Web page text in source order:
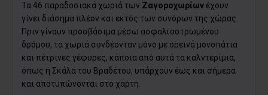
Τα 46 παραδοσιακά χωριά των Ζαγοροχωρίων έχουν
γίνει διάσημα πλέον και εκτός των συνόρων της χώρας.
Πριν γίνουν προσβάσιμα μέσω ασφαλτοστρωμένου
δρόμου, τα χωριά συνδέονταν μόνο με ορεινά μονοπάτια
και πέτρινες γέφυρες, κάποια από αυτά τα καλντερίμια,
όπως η Σκάλα του Βραδέτου, υπάρχουν έως και σήμερα
και αποτυπώνονται στο χάρτη.